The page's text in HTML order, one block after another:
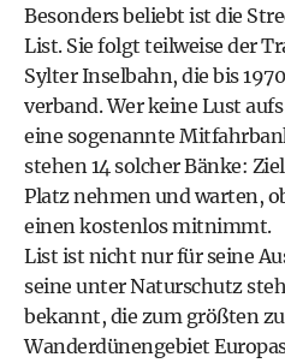
Besonders beliebt ist die
List. Sie folgt teilweise der
Sylter Inselbahn, die bis
verband. Wer keine Lust
eine sogenannte
stehen 14 solcher Bänke:
Platz nehmen und warten,
einen kostenlos mitnimmt.
List ist nicht nur für seine
seine unter Naturschutz
bekannt, die zum größten
Wanderdünengebiet